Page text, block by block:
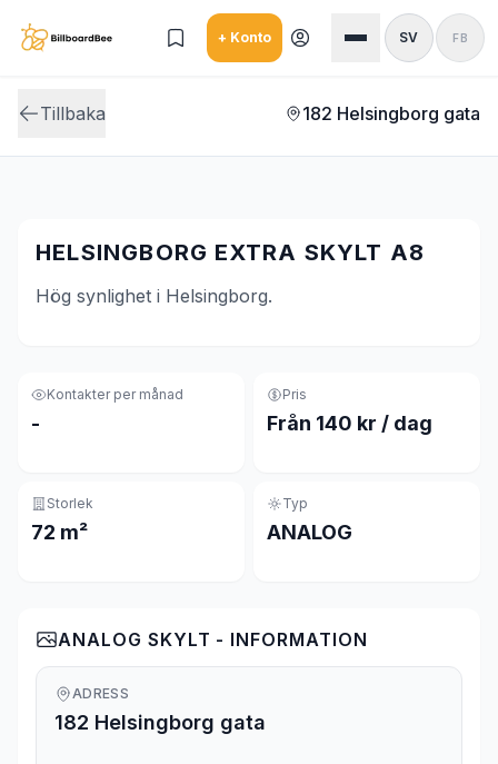
+ Konto SV FB
Tillbaka 182 Helsingborg gata
HELSINGBORG EXTRA SKYLT A8
Hög synlighet i Helsingborg.
Kontakter per månad
-
Pris
Från 140 kr / dag
Storlek
72 m²
Typ
ANALOG
ANALOG SKYLT - INFORMATION
ADRESS
182 Helsingborg gata